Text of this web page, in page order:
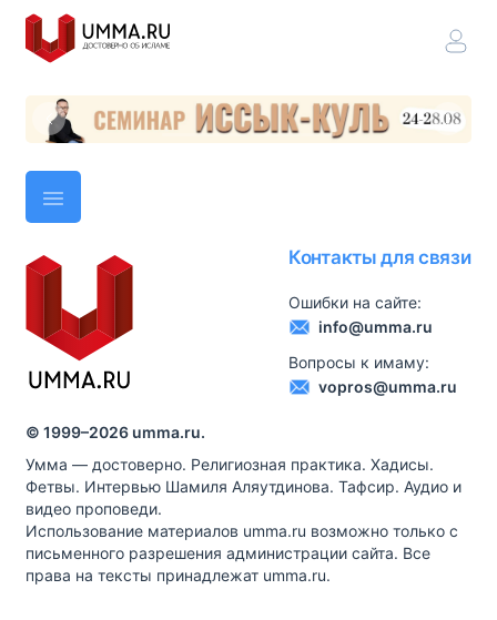
Контакты для связи
Ошибки на сайте:
info@umma.ru
Вопросы к имаму:
vopros@umma.ru
© 1999–2026 umma.ru.
Умма — достоверно. Религиозная практика. Хадисы.
Фетвы. Интервью Шамиля Аляутдинова. Тафсир. Аудио и
видео проповеди.
Использование материалов umma.ru возможно только с
письменного разрешения администрации сайта. Все
права на тексты принадлежат umma.ru.